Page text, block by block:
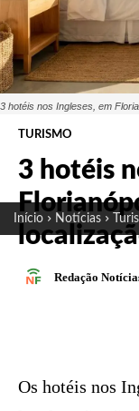
Início Notícias
3 hotéis nos Ingleses, em
TURISMO
3 hotéis
Redação
Os hotéis nos